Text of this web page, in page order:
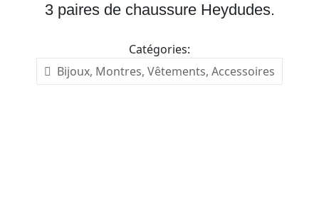
3 paires de chaussure Heydudes.
Catégories:
Bijoux, Montres, Vêtements, Accessoires